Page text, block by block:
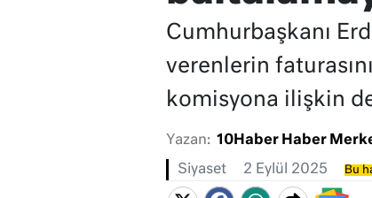
Cumhurbaşkanı
verenlerin
komisyona ilişkin
Yazan: 10Haber Haber
Siyaset 2 Eylül 2025 Bu